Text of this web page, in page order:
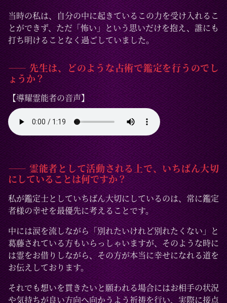
当時の私は、自分の中に起きているこの力を受け入れるこ
とができず、ただ「怖い」という思いだけを抱え、誰にも
打ち明けることなく過ごしていました。
―― 先生は、どのような占術で鑑定を行うのでし
ょうか？
【導耀霊能者の音声】
―― 霊能者として活動される上で、いちばん大切
にしていることは何ですか？
私が鑑定士としていちばん大切にしているのは、常に鑑定
者様の幸せを最優先に考えることです。
中には涙を流しながら「別れたいけれど別れたくない」と
葛藤されている方もいらっしゃいますが、そのような時に
は霊をお借りしながら、その方が本当に幸せになれる道を
お伝えしております。
それでも想いを貫きたいと願われる場合にはお相手の状況
や気持ちが良い方向へ向かうよう祈祷を行い、実際に接点